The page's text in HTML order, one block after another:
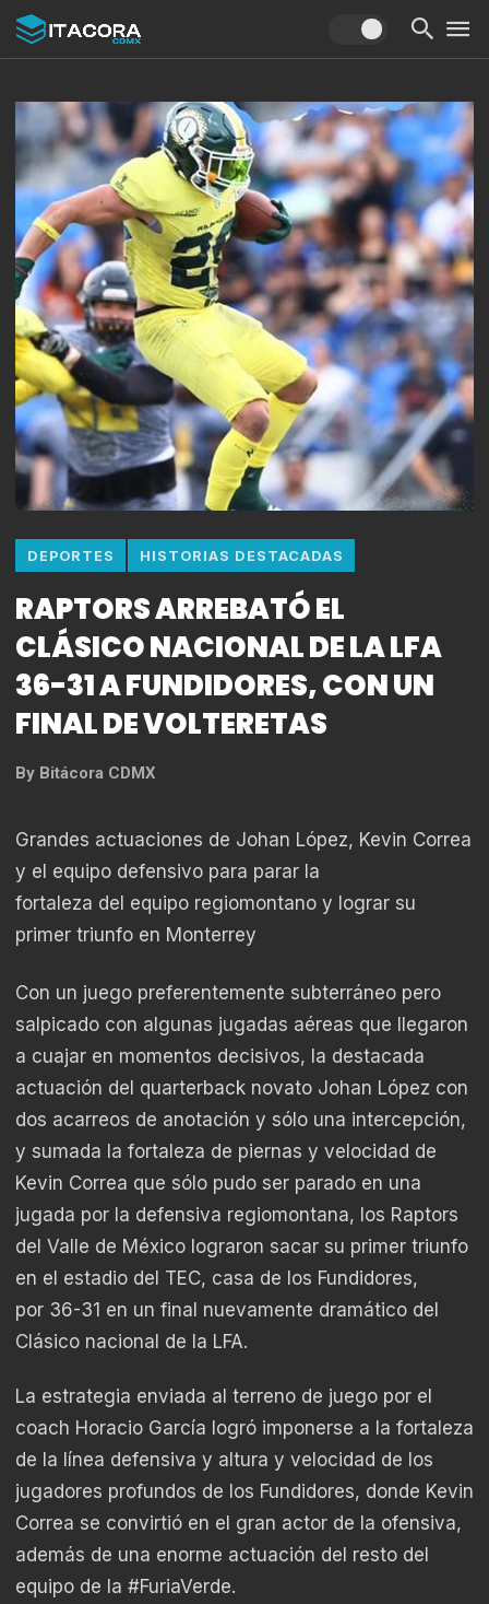
DEPORTES HISTORIAS DESTACADAS
RAPTORS ARREBATÓ EL
CLÁSICO NACIONAL DE LA LFA
36-31 A FUNDIDORES, CON UN
FINAL DE VOLTERETAS
By Bitácora CDMX
Grandes actuaciones de Johan López, Kevin Correa
y el equipo defensivo para parar la
fortaleza del equipo regiomontano y lograr su
primer triunfo en Monterrey
Con un juego preferentemente subterráneo pero
salpicado con algunas jugadas aéreas que llegaron
a cuajar en momentos decisivos, la destacada
actuación del quarterback novato Johan López con
dos acarreos de anotación y sólo una intercepción,
y sumada la fortaleza de piernas y velocidad de
Kevin Correa que sólo pudo ser parado en una
jugada por la defensiva regiomontana, los Raptors
del Valle de México lograron sacar su primer triunfo
en el estadio del TEC, casa de los Fundidores,
por 36-31 en un final nuevamente dramático del
Clásico nacional de la LFA.
La estrategia enviada al terreno de juego por el
coach Horacio García logró imponerse a la fortaleza
de la línea defensiva y altura y velocidad de los
jugadores profundos de los Fundidores, donde Kevin
Correa se convirtió en el gran actor de la ofensiva,
además de una enorme actuación del resto del
equipo de la #FuriaVerde.